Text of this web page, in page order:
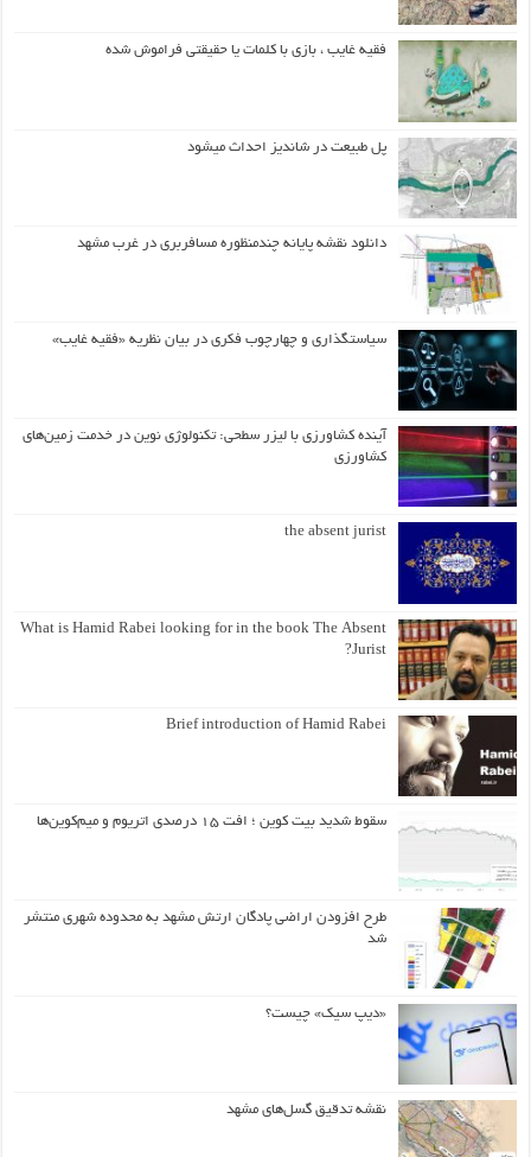
فقیه غایب ، بازی با کلمات یا حقیقتی فراموش شده
پل طبیعت در شاندیز احداث میشود
دانلود نقشه پایانه چندمنظوره مسافربری در غرب مشهد
سیاستگذاری و چهارچوب فکری در بیان نظریه «فقیه غایب»
آینده کشاورزی با لیزر سطحی: تکنولوژی نوین در خدمت زمین‌های
کشاورزی
the absent jurist
What is Hamid Rabei looking for in the book The Absent
Jurist?
Brief introduction of Hamid Rabei
سقوط شدید بیت کوین ؛ افت ۱۵ درصدی اتریوم و میم‌کوین‌ها
طرح افزودن اراضی پادگان ارتش مشهد به محدوده شهری منتشر
شد
«دیپ سیک» چیست؟
نقشه تدقیق گسل‌های مشهد